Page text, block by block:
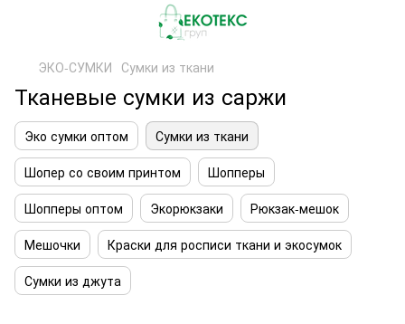
ЭКО-СУМКИ Сумки из ткани
Тканевые сумки из саржи
Эко сумки оптом
Сумки из ткани
Шопер со своим принтом
Шопперы
Шопперы оптом
Экорюкзаки
Рюкзак-мешок
Мешочки
Краски для росписи ткани и экосумок
Сумки из джута